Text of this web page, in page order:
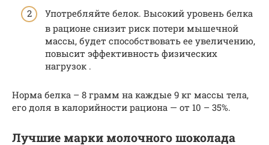
Употребляйте белок. Высокий уровень белка
в рационе снизит риск потери мышечной
массы, будет способствовать ее увеличению,
повысит эффективность физических
нагрузок .
Норма белка – 8 грамм на каждые 9 кг массы тела,
его доля в калорийности рациона — от 10 – 35%.
Лучшие марки молочного шоколада